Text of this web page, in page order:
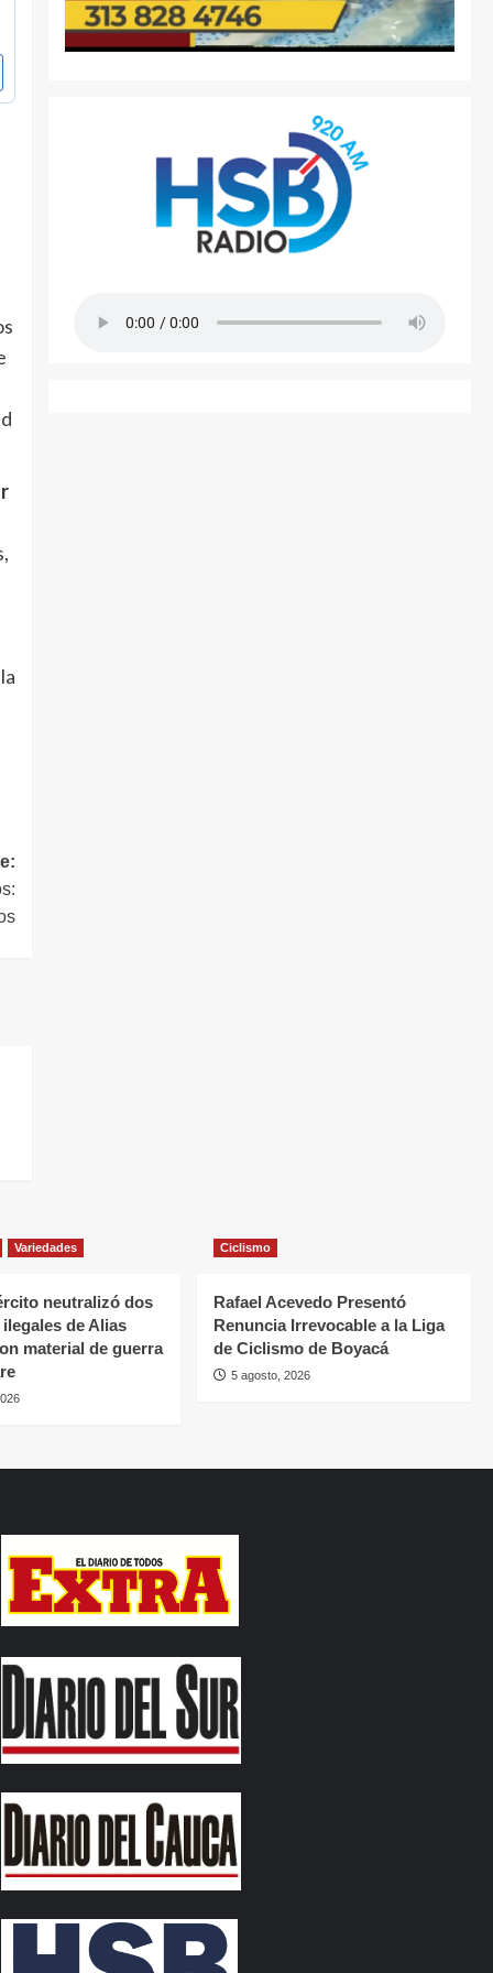
Variedades
neutralizó dos
de Alias
material de guerra
Ciclismo
Rafael Acevedo Presentó
Renuncia Irrevocable a la Liga
de Ciclismo de Boyacá
5 agosto, 2026